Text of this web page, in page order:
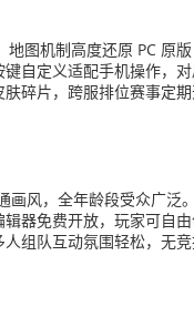
图机制高度还原 PC 原
自定义适配手机操作，
碎片，跨服排位赛事定
风，全年龄段受众广泛
器免费开放，玩家可自
组队互动氛围轻松，无